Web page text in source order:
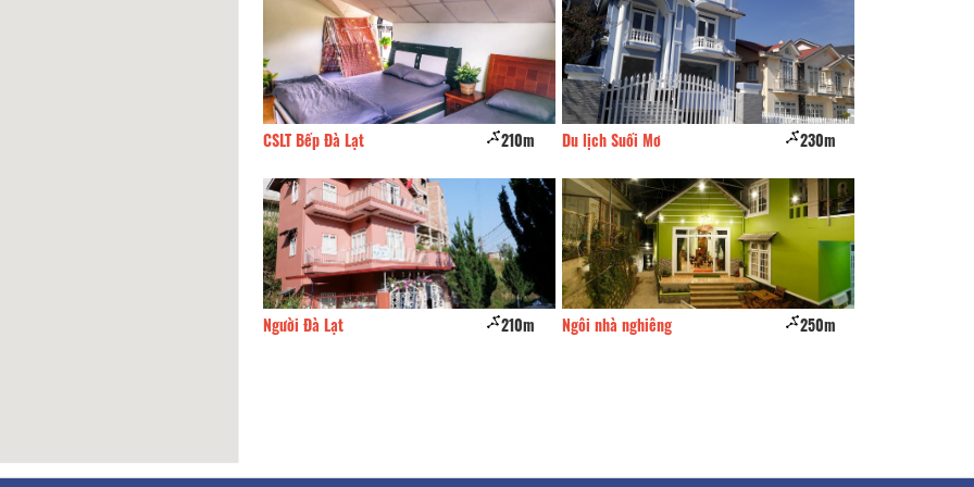
CSLT Bếp Đà Lạt 210m
Người Đà Lạt 210m
Du lịch Suối Mơ 230m
Ngôi nhà nghiêng 250m